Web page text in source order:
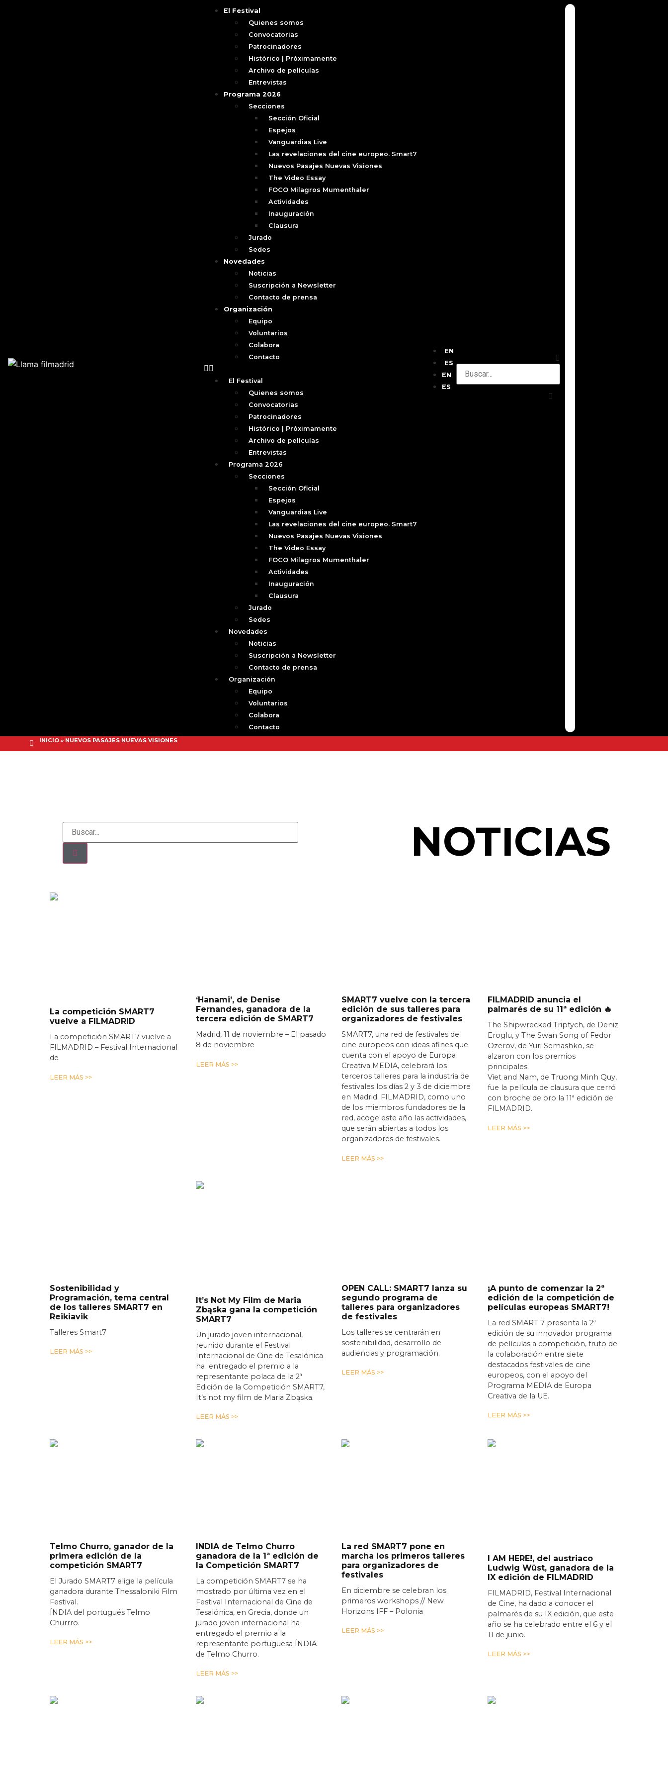
El Festival
Quienes somos
Convocatorias
Patrocinadores
Histórico | Próximamente
Archivo de películas
Entrevistas
Programa 2026
Secciones
Sección Oficial
Espejos
Vanguardias Live
Las revelaciones del cine europeo. Smart7
Nuevos Pasajes Nuevas Visiones
The Video Essay
FOCO Milagros Mumenthaler
Actividades
Inauguración
Clausura
Jurado
Sedes
Novedades
Noticias
Suscripción a Newsletter
Contacto de prensa
Organización
Equipo
Voluntarios
Colabora
Contacto
El Festival
Quienes somos
Convocatorias
Patrocinadores
Histórico | Próximamente
Archivo de películas
Entrevistas
Programa 2026
Secciones
Sección Oficial
Espejos
Vanguardias Live
Las revelaciones del cine europeo. Smart7
Nuevos Pasajes Nuevas Visiones
The Video Essay
FOCO Milagros Mumenthaler
Actividades
Inauguración
Clausura
Jurado
Sedes
Novedades
Noticias
Suscripción a Newsletter
Contacto de prensa
Organización
Equipo
Voluntarios
Colabora
Contacto
EN
ES
EN
ES
INICIO » NUEVOS PASAJES NUEVAS VISIONES
NOTICIAS
La competición SMART7
vuelve a FILMADRID
La competición SMART7 vuelve a
FILMADRID – Festival Internacional
de
LEER MÁS >>
‘Hanami’, de Denise
Fernandes, ganadora de la
tercera edición de SMART7
Madrid, 11 de noviembre – El pasado
8 de noviembre
LEER MÁS >>
SMART7 vuelve con la tercera
edición de sus talleres para
organizadores de festivales
SMART7, una red de festivales de
cine europeos con ideas afines que
cuenta con el apoyo de Europa
Creativa MEDIA, celebrará los
terceros talleres para la industria de
festivales los días 2 y 3 de diciembre
en Madrid. FILMADRID, como uno
de los miembros fundadores de la
red, acoge este año las actividades,
que serán abiertas a todos los
organizadores de festivales.
LEER MÁS >>
FILMADRID anuncia el
palmarés de su 11ª edición 🔥
The Shipwrecked Triptych, de Deniz
Eroglu, y The Swan Song of Fedor
Ozerov, de Yuri Semashko, se
alzaron con los premios
principales.
Viet and Nam, de Truong Minh Quy,
fue la película de clausura que cerró
con broche de oro la 11ª edición de
FILMADRID.
LEER MÁS >>
Sostenibilidad y
Programación, tema central
de los talleres SMART7 en
Reikiavik
Talleres Smart7
LEER MÁS >>
It’s Not My Film de Maria
Zbąska gana la competición
SMART7
Un jurado joven internacional,
reunido durante el Festival
Internacional de Cine de Tesalónica
ha entregado el premio a la
representante polaca de la 2ª
Edición de la Competición SMART7,
It’s not my film de Maria Zbąska.
LEER MÁS >>
OPEN CALL: SMART7 lanza su
segundo programa de
talleres para organizadores
de festivales
Los talleres se centrarán en
sostenibilidad, desarrollo de
audiencias y programación.
LEER MÁS >>
¡A punto de comenzar la 2ª
edición de la competición de
películas europeas SMART7!
La red SMART 7 presenta la 2ª
edición de su innovador programa
de películas a competición, fruto de
la colaboración entre siete
destacados festivales de cine
europeos, con el apoyo del
Programa MEDIA de Europa
Creativa de la UE.
LEER MÁS >>
Telmo Churro, ganador de la
primera edición de la
competición SMART7
El Jurado SMART7 elige la película
ganadora durante Thessaloniki Film
Festival.
ÍNDIA del portugués Telmo
Churrro.
LEER MÁS >>
INDIA de Telmo Churro
ganadora de la 1ª edición de
la Competición SMART7
La competición SMART7 se ha
mostrado por última vez en el
Festival Internacional de Cine de
Tesalónica, en Grecia, donde un
jurado joven internacional ha
entregado el premio a la
representante portuguesa ÍNDIA
de Telmo Churro.
LEER MÁS >>
La red SMART7 pone en
marcha los primeros talleres
para organizadores de
festivales
En diciembre se celebran los
primeros workshops // New
Horizons IFF – Polonia
LEER MÁS >>
I AM HERE!, del austriaco
Ludwig Wüst, ganadora de la
IX edición de FILMADRID
FILMADRID, Festival Internacional
de Cine, ha dado a conocer el
palmarés de su IX edición, que este
año se ha celebrado entre el 6 y el
11 de junio.
LEER MÁS >>